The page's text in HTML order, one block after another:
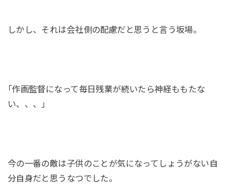
しかし、それは会社側の配慮だと思うと言う坂場。
｢作画監督になって毎日残業が続いたら神経ももたな
い、、、｣
今の一番の敵は子供のことが気になってしょうがない自
分自身だと思うなつでした。